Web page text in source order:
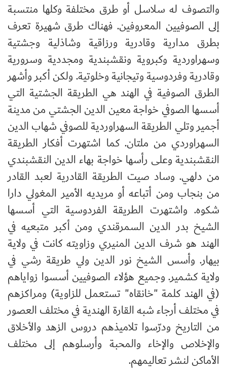
والتصوف له سلاسل أو طرق مختلفة وكلها منتسبة
إلى الصوفيين المعروفين. فهناك طرق شهيرة تعرف
بطرق مدارية وقادرية ورزاقية وشاذلية وجشتية
وسهراوردية وكبروية ونقشبندية ومجددية وسرورية
وقادرية وفردوسية وتيجانية وخلوتية. ولكن أكبر وأشهر
الطرق الصوفية في الهند هي الطريقة الجشتية التي
أسسها الصوفي خواجة معين الدين الجشتي من مدينة
أجمير وتلي الطريقة السهراوردية للصوفي شهاب الدين
السهراوردي من ملتان. كما اشتهرت أفكار الطريقة
النقشبندية وعلى رأسها خواجة بهاء الدين النقشبندي
من دلهي. وساد صيت الطريقة القادرية لعبد القادر
من بنجاب ومن أتباعه أو مريديه الأمير المغولي دارا
شكوه. واشتهرت الطريقة الفردوسية التي أسسها
الشيخ بدر الدين السمرقندي ومن أكبر متبعيه في
الهند هو شرف الدين المنيري وزاويته كانت في ولاية
بيهار. وأسس الشيخ نور الدين ولي طريقة رشي في
ولاية كشمير. وجميع هؤلاء الصوفيين أسسوا زواياهم
(في الهند كلمة "خانقاه" تستعمل للزاوية) ومراكزهم
في مختلف أرجاء شبه القارة الهندية في مختلف العصور
من التاريخ ودرّسوا تلاميذهم دروس الزهد والأخلاق
والإخلاص والإخاء والمحبة وأرسلوهم إلى مختلف
الأماكن لنشر تعاليمهم.